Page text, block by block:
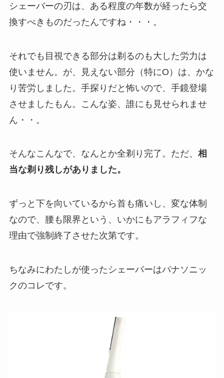
シェーバーの刃は、ある程度の年数が経ったら交
換すべきものだったんですね・・・。
それでも目視できる部分は剃るのも大した労力は
使いません。が、見えない部分（特にO）は、かな
り苦労しました。手探りだと怖いので、手鏡登場
させましたもん。こんな姿、誰にも見せられませ
ん・・。
そんなこんなで、なんとか全剃り完了。ただ、 相
当な剃り残しがありました。
ずっと下を向いているから首も痛いし、変な体制
なので、腰も限界という、いかにもアラフィフな
理由で強制終了させた次第です。
ちなみにわたしが使ったシェーバーはパナソニッ
クのコレです。